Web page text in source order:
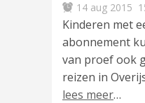
14 aug 2015
Kinderen met
abonnement
van proef ook
reizen in
lees meer…